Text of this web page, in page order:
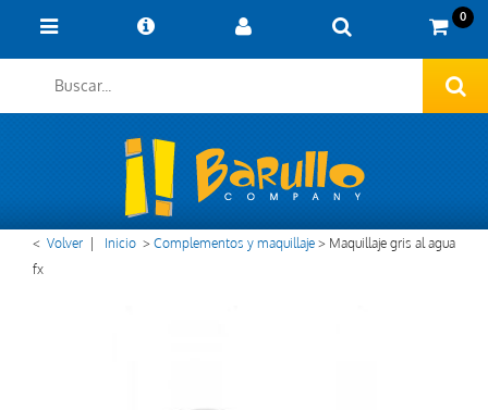
0
< Volver Inicio >Complementos y maquillaje> Maquillaje gris al agua
fx